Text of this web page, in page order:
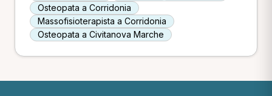
Osteopata a Corridonia
Massofisioterapista a Corridonia
Osteopata a Civitanova Marche